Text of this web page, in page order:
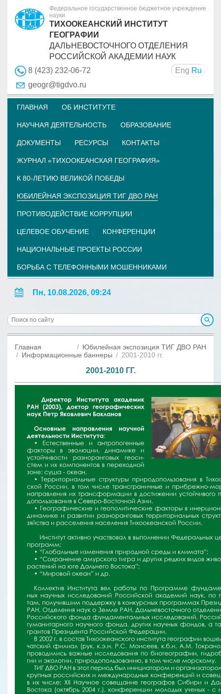
Федеральное государственное бюджетное учреждение
науки
ТИХООКЕАНСКИЙ ИНСТИТУТ
ГЕОГРАФИИ
ДАЛЬНЕВОСТОЧНОГО ОТДЕЛЕНИЯ
РОССИЙСКОЙ АКАДЕМИИ НАУК
8 (423) 232-06-72
Eng Ru
geogr@tigdvo.ru
ГЛАВНАЯ ОБ ИНСТИТУТЕ
НАУЧНАЯ ДЕЯТЕЛЬНОСТЬ ОБРАЗОВАНИЕ
ДОКУМЕНТЫ РЕСУРСЫ КОНТАКТЫ
ЖУРНАЛ «ТИХООКЕАНСКАЯ ГЕОГРАФИЯ»
К 80-ЛЕТИЮ ВЕЛИКОЙ ПОБЕДЫ
ЮБИЛЕЙНАЯ ЭКСПОЗИЦИЯ ТИГ ДВО РАН
ПРОТИВОДЕЙСТВИЕ КОРРУПЦИИ
ЦЕЛЕВОЕ ОБУЧЕНИЕ КОНФЕРЕНЦИИ
НАЦИОНАЛЬНЫЕ ПРОЕКТЫ РОССИИ
БОРЬБА С ТЕЛЕФОННЫМИ МОШЕННИКАМИ
Пн, 10.08.2026, 09:24
Главная
Юбилейная экспозиция ТИГ ДВО РАН
Информационные баннеры
2001-2010 гг.
2001-2010 ГГ.